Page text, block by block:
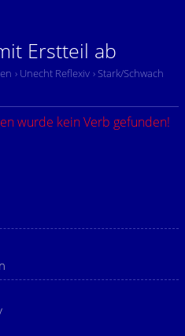
Erstteil ab
› Unecht Reflexiv › Stark/Schwach
wurde kein Verb gefunden!